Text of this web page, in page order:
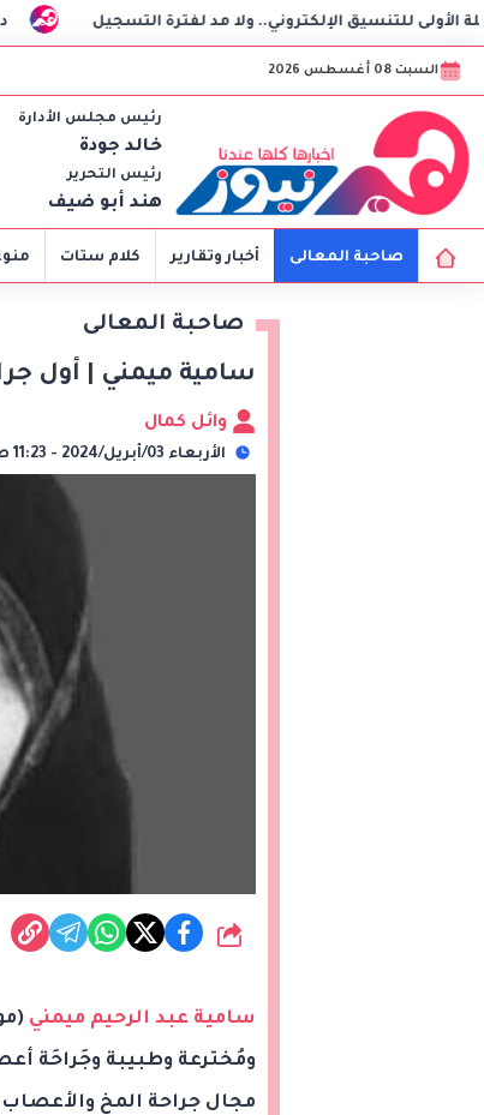
داليا فؤاد: الإلكتروني.. ولا مد لفترة التسجيل
السبت 08 أغسطس 2026
رئيس مجلس الأدارة
خالد جودة
رئيس التحرير
هند أبو ضيف
صاحبة المعالى أخبار وتقارير كلام ستات
صاحبة المعالى
سامية ميمني | أول
وائل كمال
الأربعاء 03/أبريل/2024 - 11:23 ص
شارك
سامية عبد الرحيم ميمني
ومُخترعة وطبيبة وجَراحَة
مجال جراحة المخ